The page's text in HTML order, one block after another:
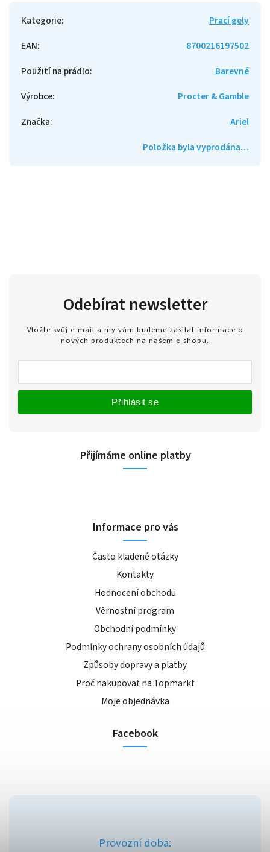
Kategorie:
Prací gely
EAN:
8700216197502
Použití na prádlo:
Barevné
Výrobce:
Procter & Gamble
Značka:
Ariel
Položka byla vyprodána…
Odebírat newsletter
Vložte svůj e-mail a my vám budeme zasílat informace o
nových produktech na našem e-shopu.
Přihlásit se
Přijímáme online platby
Informace pro vás
Často kladené otázky
Kontakty
Hodnocení obchodu
Věrnostní program
Obchodní podmínky
Podmínky ochrany osobních údajů
Způsoby dopravy a platby
Proč nakupovat na Topmarkt
Moje objednávka
Facebook